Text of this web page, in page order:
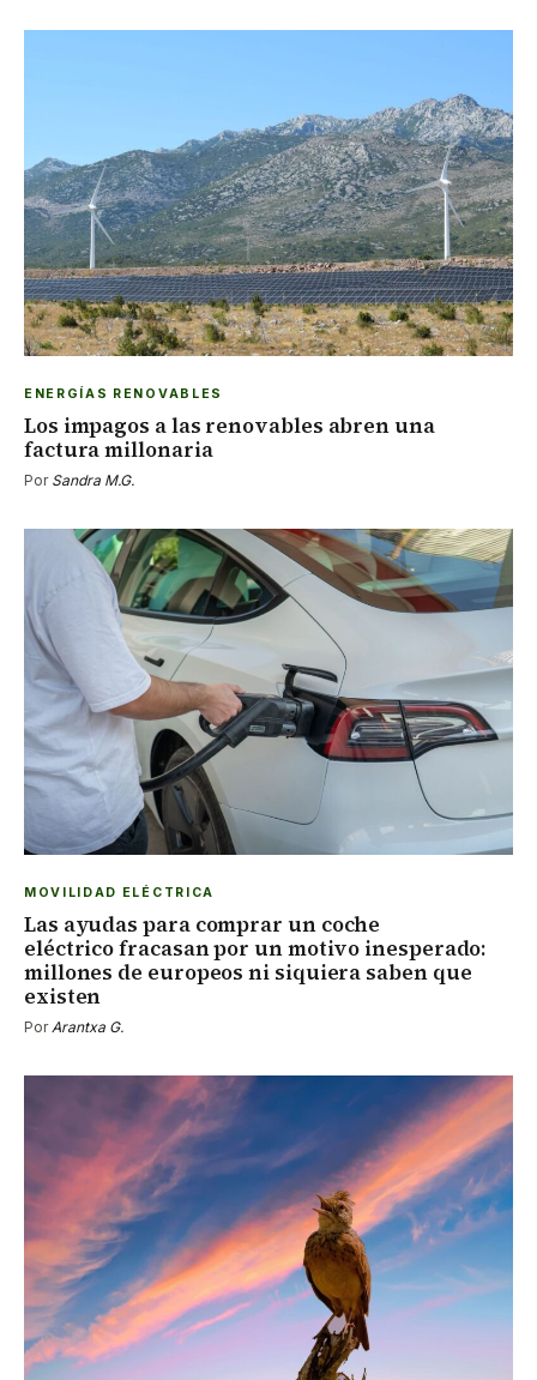
ENERGÍAS RENOVABLES
Los impagos a las renovables abren una
factura millonaria
Por Sandra M.G.
MOVILIDAD ELÉCTRICA
Las ayudas para comprar un coche
eléctrico fracasan por un motivo inesperado:
millones de europeos ni siquiera saben que
existen
Por Arantxa G.